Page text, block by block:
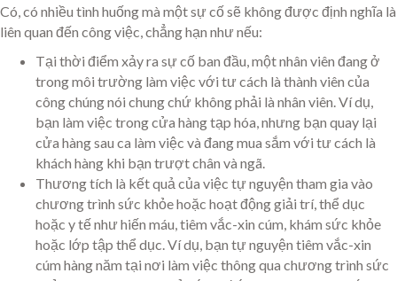
Có, có nhiều tình huống mà một sự cố sẽ không được định nghĩa là
liên quan đến công việc, chẳng hạn như nếu:
Tại thời điểm xảy ra sự cố ban đầu, một nhân viên đang ở
trong môi trường làm việc với tư cách là thành viên của
công chúng nói chung chứ không phải là nhân viên. Ví dụ,
bạn làm việc trong cửa hàng tạp hóa, nhưng bạn quay lại
cửa hàng sau ca làm việc và đang mua sắm với tư cách là
khách hàng khi bạn trượt chân và ngã.
Thương tích là kết quả của việc tự nguyện tham gia vào
chương trình sức khỏe hoặc hoạt động giải trí, thể dục
hoặc y tế như hiến máu, tiêm vắc-xin cúm, khám sức khỏe
hoặc lớp tập thể dục. Ví dụ, bạn tự nguyện tiêm vắc-xin
cúm hàng năm tại nơi làm việc thông qua chương trình sức